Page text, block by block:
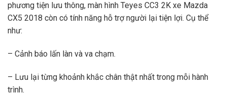
phương tiện lưu thông, màn hình Teyes CC3 2K xe Mazda
CX5 2018 còn có tính năng hỗ trợ người lại tiện lợi. Cụ thể
như:
– Cảnh báo lấn làn và va chạm.
– Lưu lại từng khoảnh khắc chân thật nhất trong mỗi hành
trình.